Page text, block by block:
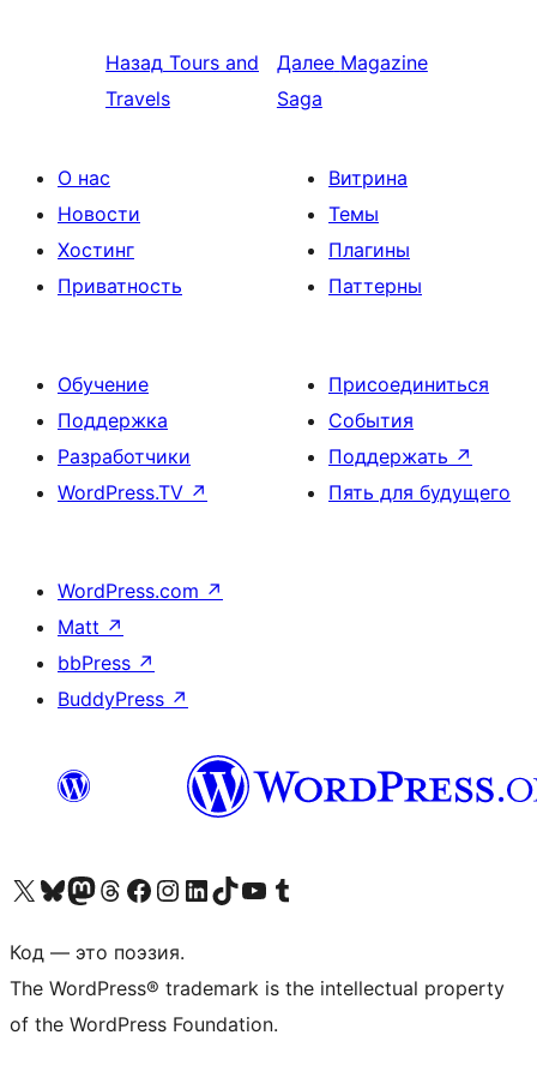
Назад Tours and
Travels
Далее Magazine
Saga
О нас
Новости
Хостинг
Приватность
Витрина
Темы
Плагины
Паттерны
Обучение
Поддержка
Разработчики
WordPress.TV ↗
Присоединиться
События
Поддержать ↗
Пять для будущего
WordPress.com ↗
Matt ↗
bbPress ↗
BuddyPress ↗
Посетите нас в X (ранее Twitter)
Посетите нашу учётную запись в Bluesky
Посетите нашу ленту в Mastodon
Посетите нашу учётную запись в Threads
Посетите нашу страницу на Facebook
Посетите наш Instagram
Посетите нашу страницу в LinkedIn
Посетите нашу учётную запись в TikTok
Посетите наш канал YouTube
Посетите нашу учётную запись в Tumblr
Код — это поэзия.
The WordPress® trademark is the intellectual property
of the WordPress Foundation.